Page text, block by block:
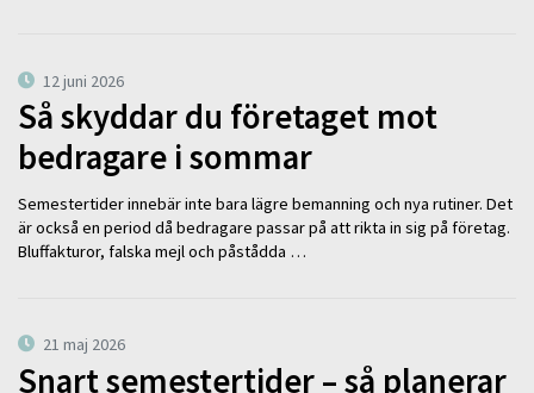
12 juni 2026
Så skyddar du företaget mot
bedragare i sommar
Semestertider innebär inte bara lägre bemanning och nya rutiner. Det
är också en period då bedragare passar på att rikta in sig på företag.
Bluffakturor, falska mejl och påstådda …
21 maj 2026
Snart semestertider – så planerar